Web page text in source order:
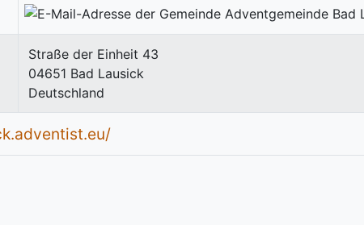
Straße der Einheit 43
04651 Bad Lausick
Deutschland